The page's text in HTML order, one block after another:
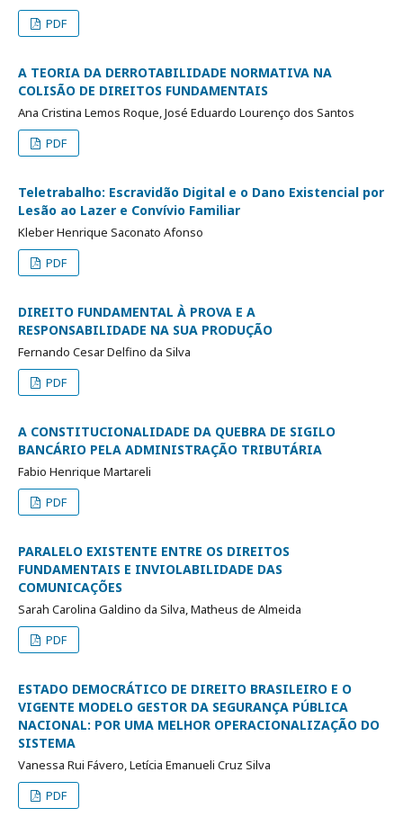
PDF
A TEORIA DA DERROTABILIDADE NORMATIVA NA
COLISÃO DE DIREITOS FUNDAMENTAIS
Ana Cristina Lemos Roque, José Eduardo Lourenço dos Santos
PDF
Teletrabalho: Escravidão Digital e o Dano Existencial por
Lesão ao Lazer e Convívio Familiar
Kleber Henrique Saconato Afonso
PDF
DIREITO FUNDAMENTAL À PROVA E A
RESPONSABILIDADE NA SUA PRODUÇÃO
Fernando Cesar Delfino da Silva
PDF
A CONSTITUCIONALIDADE DA QUEBRA DE SIGILO
BANCÁRIO PELA ADMINISTRAÇÃO TRIBUTÁRIA
Fabio Henrique Martareli
PDF
PARALELO EXISTENTE ENTRE OS DIREITOS
FUNDAMENTAIS E INVIOLABILIDADE DAS
COMUNICAÇÕES
Sarah Carolina Galdino da Silva, Matheus de Almeida
PDF
ESTADO DEMOCRÁTICO DE DIREITO BRASILEIRO E O
VIGENTE MODELO GESTOR DA SEGURANÇA PÚBLICA
NACIONAL: POR UMA MELHOR OPERACIONALIZAÇÃO DO
SISTEMA
Vanessa Rui Fávero, Letícia Emanueli Cruz Silva
PDF